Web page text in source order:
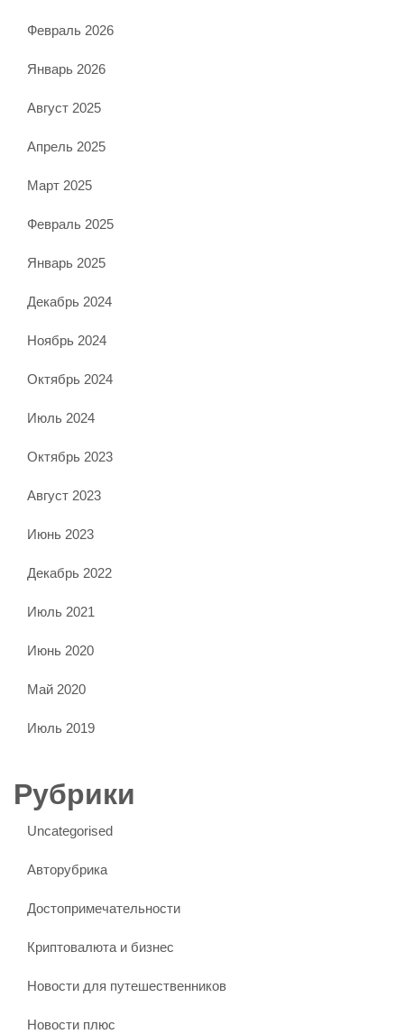
Февраль 2026
Январь 2026
Август 2025
Апрель 2025
Март 2025
Февраль 2025
Январь 2025
Декабрь 2024
Ноябрь 2024
Октябрь 2024
Июль 2024
Октябрь 2023
Август 2023
Июнь 2023
Декабрь 2022
Июль 2021
Июнь 2020
Май 2020
Июль 2019
Рубрики
Uncategorised
Авторубрика
Достопримечательности
Криптовалюта и бизнес
Новости для путешественников
Новости плюс